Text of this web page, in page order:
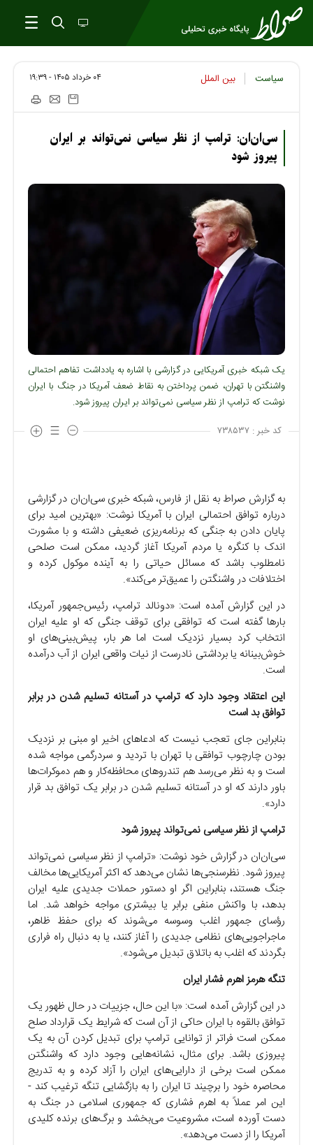
سیاست بین الملل ۰۴ خرداد ۱۴۰۵ - ۱۹:۳۹
سی‌ان‌ان: ترامپ از نظر سیاسی نمی‌تواند بر ایران
پیروز شود
یک شبکه خبری آمریکایی در گزارشی با اشاره به یادداشت تفاهم احتمالی
واشنگتن با تهران، ضمن پرداختن به نقاط ضعف آمریکا در جنگ با ایران
نوشت که ترامپ از نظر سیاسی نمی‌تواند بر ایران پیروز شود.
کد خبر : ۷۳۸۵۳۷
به گزارش صراط به نقل از فارس، شبکه خبری سی‌ان‌ان در گزارشی
درباره توافق احتمالی ایران با آمریکا نوشت: «بهترین امید برای
پایان دادن به جنگی که برنامه‌ریزی ضعیفی داشته و با مشورت
اندک با کنگره یا مردم آمریکا آغاز گردید، ممکن است صلحی
نامطلوب باشد که مسائل حیاتی را به آینده موکول کرده و
اختلافات در واشنگتن را عمیق‌تر می‌کند».
در این گزارش آمده است: «دونالد ترامپ، رئیس‌جمهور آمریکا،
بارها گفته است که توافقی برای توقف جنگی که او علیه ایران
انتخاب کرد بسیار نزدیک است اما هر بار، پیش‌بینی‌های او
خوش‌بینانه یا برداشتی نادرست از نیات واقعی ایران از آب درآمده
است.
این اعتقاد وجود دارد که ترامپ در آستانه تسلیم شدن در برابر
توافق بد است
بنابراین جای تعجب نیست که ادعاهای اخیر او مبنی بر نزدیک
بودن چارچوب توافقی با تهران با تردید و سردرگمی مواجه شده
است و به نظر می‌رسد هم تندروهای محافظه‌کار و هم دموکرات‌ها
باور دارند که او در آستانه تسلیم شدن در برابر یک توافق بد قرار
دارد».
ترامپ از نظر سیاسی نمی‌تواند پیروز شود
سی‌ان‌ان در گزارش خود نوشت: «ترامپ از نظر سیاسی نمی‌تواند
پیروز شود. نظرسنجی‌ها نشان می‌دهد که اکثر آمریکایی‌ها مخالف
جنگ هستند، بنابراین اگر او دستور حملات جدیدی علیه ایران
بدهد، با واکنش منفی برابر یا بیشتری مواجه خواهد شد. اما
رؤسای جمهور اغلب وسوسه می‌شوند که برای حفظ ظاهر،
ماجراجویی‌های نظامی جدیدی را آغاز کنند، یا به دنبال راه فراری
بگردند که اغلب به باتلاق تبدیل می‌شود».
تنگه هرمز اهرم فشار ایران
در این گزارش آمده است: «با این حال، جزییات در حال ظهور یک
توافق بالقوه با ایران حاکی از آن است که شرایط یک قرارداد صلح
ممکن است فراتر از توانایی ترامپ برای تبدیل کردن آن به یک
پیروزی باشد. برای مثال، نشانه‌هایی وجود دارد که واشنگتن
ممکن است برخی از دارایی‌های ایران را آزاد کرده و به تدریج
محاصره خود را برچیند تا ایران را به بازگشایی تنگه ترغیب کند -
این امر عملاً به اهرم فشاری که جمهوری اسلامی در جنگ به
دست آورده است، مشروعیت می‌بخشد و برگ‌های برنده کلیدی
آمریکا را از دست می‌دهد».